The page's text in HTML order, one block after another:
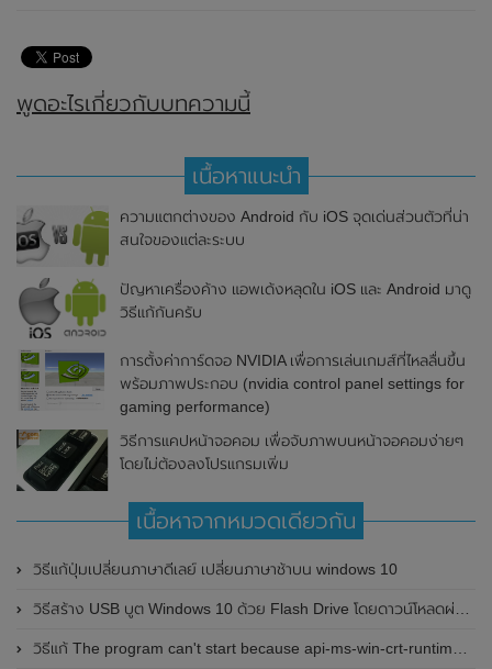
พูดอะไรเกี่ยวกับบทความนี้
เนื้อหาแนะนำ
ความแตกต่างของ Android กับ iOS จุดเด่นส่วนตัวที่น่า
สนใจของแต่ละระบบ
ปัญหาเครื่องค้าง แอพเด้งหลุดใน iOS และ Android มาดู
วิธีแก้กันครับ
การตั้งค่าการ์ดจอ NVIDIA เพื่อการเล่นเกมส์ที่ไหลลื่นขึ้น
พร้อมภาพประกอบ (nvidia control panel settings for
gaming performance)
วิธีการแคปหน้าจอคอม เพื่อจับภาพบนหน้าจอคอมง่ายๆ
โดยไม่ต้องลงโปรแกรมเพิ่ม
เนื้อหาจากหมวดเดียวกัน
วิธีแก้ปุ่มเปลี่ยนภาษาดีเลย์ เปลี่ยนภาษาช้าบน windows 10
วิธีสร้าง USB บูต Windows 10 ด้วย Flash Drive โดยดาวน์โหลดผ่านหน้าเว็บ Microsoft
วิธีแก้ The program can't start because api-ms-win-crt-runtime-l1-1-0.dll is missing